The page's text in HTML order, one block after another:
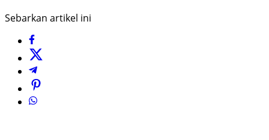
Sebarkan artikel ini